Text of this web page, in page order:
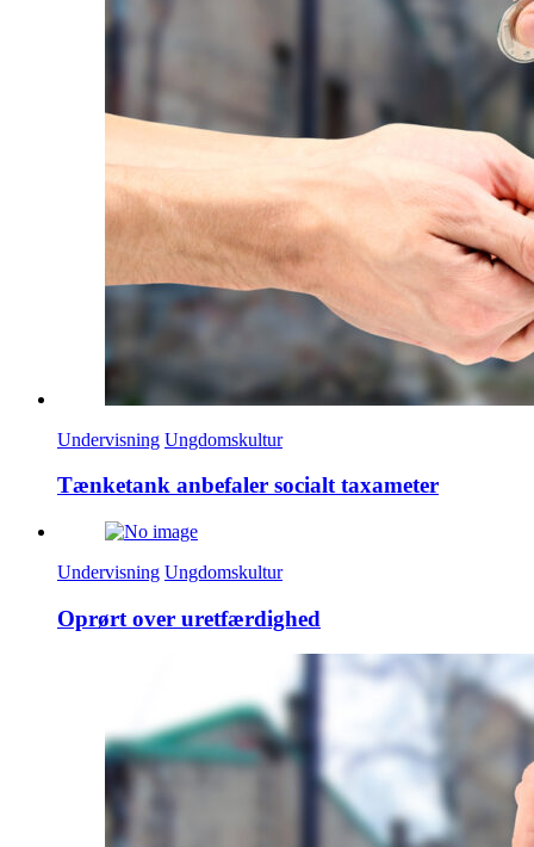
Undervisning Ungdomskultur
Tænketank anbefaler socialt taxameter
Undervisning Ungdomskultur
Oprørt over uretfærdighed